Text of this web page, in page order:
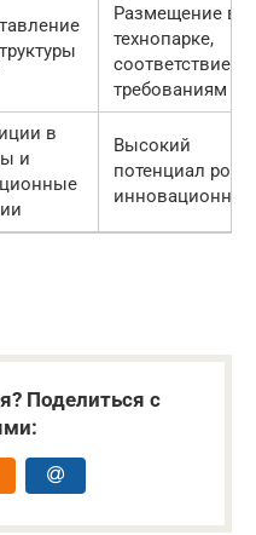
Размещение в
технопарке,
соответствие
требованиям
в
и
Высокий
потенциал
Поделиться с